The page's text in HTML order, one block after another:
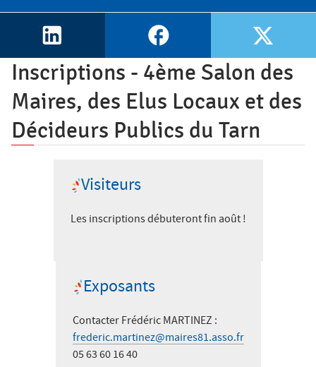
Espace Elus
Nous contacter
Linkedin Facebook
Inscriptions - 4ème Salon des
Maires, des Elus Locaux et des
Décideurs Publics du Tarn
Visiteurs
Les inscriptions débuteront fin août !
Exposants
Contacter Frédéric MARTINEZ :
frederic.martinez@maires81.asso.fr
05 63 60 16 40